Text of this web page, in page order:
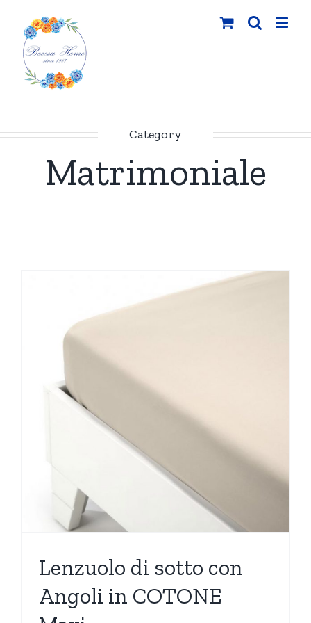
contenuto
Category
Matrimoniale
Lenzuolo di sotto con
Angoli in COTONE